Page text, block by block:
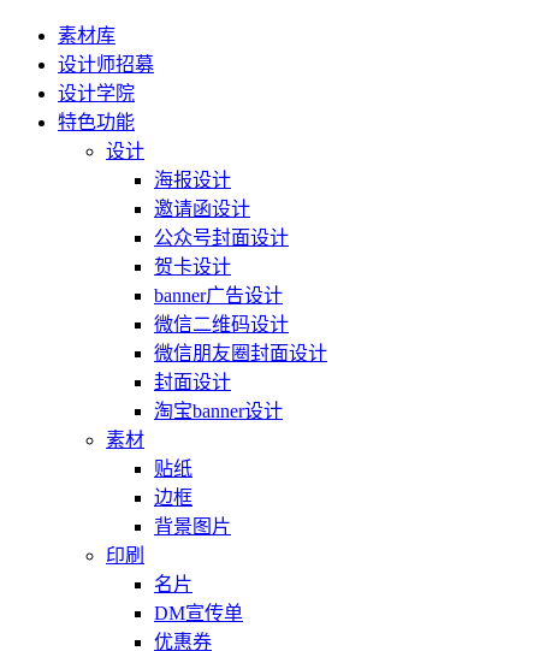
素材库
设计师招募
设计学院
特色功能
设计
海报设计
邀请函设计
公众号封面设计
贺卡设计
banner广告设计
微信二维码设计
微信朋友圈封面设计
封面设计
淘宝banner设计
素材
贴纸
边框
背景图片
印刷
名片
DM宣传单
优惠券